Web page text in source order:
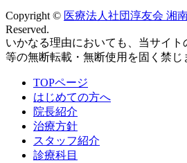
Copyright © 医療法人社団淳友会 湘
Reserved.
いかなる理由においても、当サイ
等の無断転載・無断使用を固く禁じ
TOPページ
はじめての方へ
院長紹介
治療方針
スタッフ紹介
診療科目